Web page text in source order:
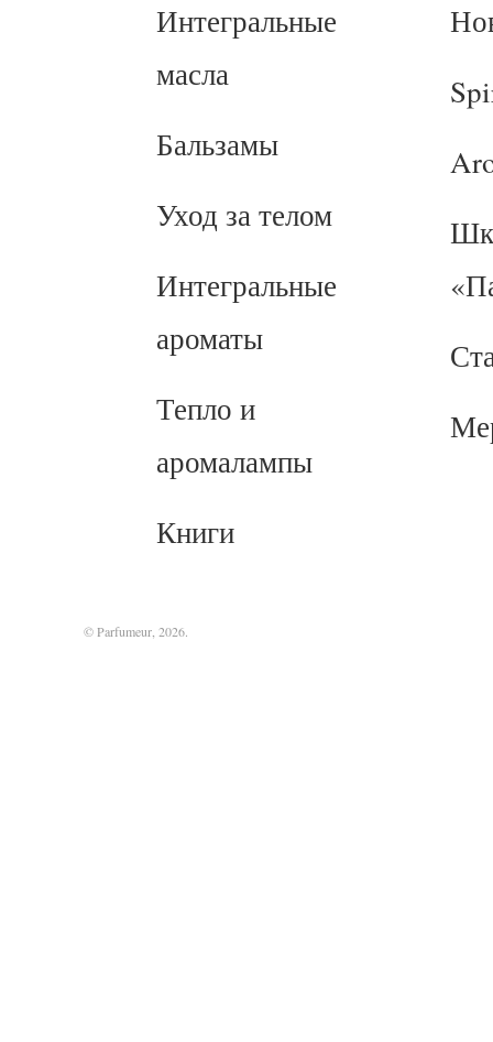
Интегральные
масла
Бальзамы
Уход за телом
Интегральные
ароматы
Тепло и
аромалампы
Книги
© Parfumeur, 2026.